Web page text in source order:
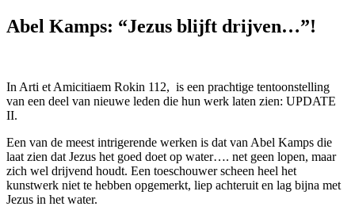
Abel Kamps: “Jezus blijft drijven…”!
In Arti et Amicitiaem Rokin 112, is een prachtige tentoonstelling
van een deel van nieuwe leden die hun werk laten zien: UPDATE
II.
Een van de meest intrigerende werken is dat van Abel Kamps die
laat zien dat Jezus het goed doet op water…. net geen lopen, maar
zich wel drijvend houdt. Een toeschouwer scheen heel het
kunstwerk niet te hebben opgemerkt, liep achteruit en lag bijna met
Jezus in het water.